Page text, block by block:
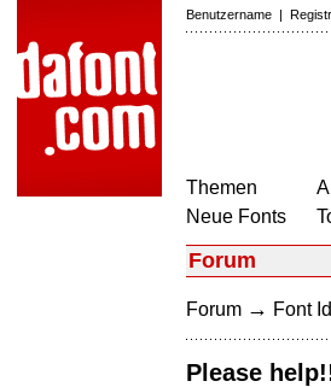
Benutzername |
Themen
Neue Fonts
Forum
Forum → Font
Please